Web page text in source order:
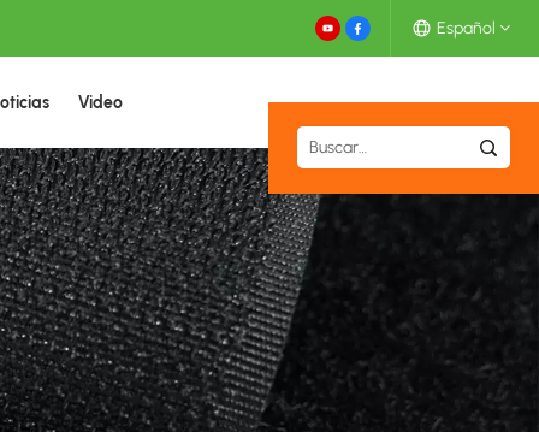
Español
Español
Deutsch
Français
日本語
中文
Video